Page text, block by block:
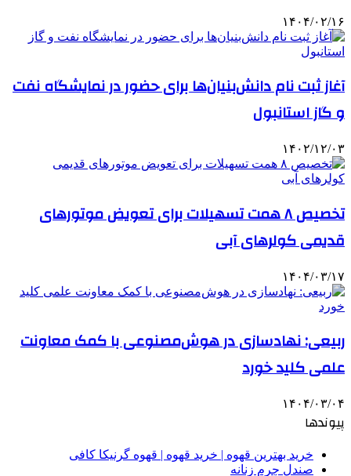
۱۴۰۴/۰۲/۱۶
آغاز ثبت نام دانش‌بنیان‌ها برای حضور در نمایشگاه نفت
و گاز استانبول
۱۴۰۲/۱۲/۰۳
تخصیص ۸ همت تسهیلات برای تعویض موتورهای
قدیمی کولرهای آبی
۱۴۰۴/۰۳/۱۷
ربیعی: نهادسازی در هوش‌مصنوعی با کمک معاونت
علمی کلید خورد
۱۴۰۴/۰۳/۰۴
پیوندها
خرید بهترین قهوه | خرید قهوه | قهوه گرنیکا کافی
صندل چرم زنانه